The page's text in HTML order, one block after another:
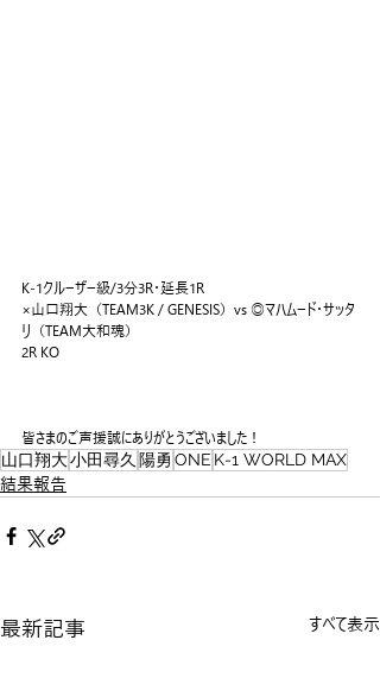
K-1クルーザー級/3分3R・延長1R
×山口翔大（TEAM3K / GENESIS）vs ◎マハムード・サッタ
リ（TEAM大和魂）
2R KO
皆さまのご声援誠にありがとうございました！
山口翔大小田尋久 陽勇ONE K-1 WORLD MAX
結果報告
最新記事 すべて表示